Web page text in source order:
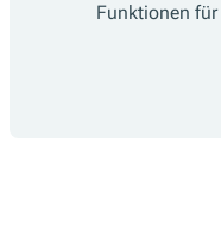
Funktionen